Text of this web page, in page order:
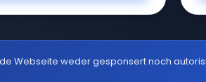
Webseite weder gesponsert noch